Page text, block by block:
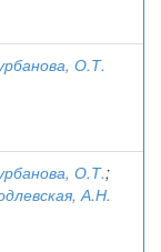
О.Т.
О.Т.;
А.Н.